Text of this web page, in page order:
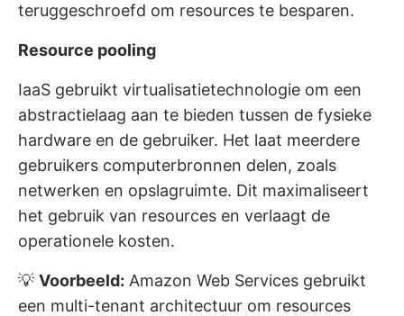
teruggeschroefd om resources te besparen.
Resource pooling
IaaS gebruikt virtualisatietechnologie om een
abstractielaag aan te bieden tussen de fysieke
hardware en de gebruiker. Het laat meerdere
gebruikers computerbronnen delen, zoals
netwerken en opslagruimte. Dit maximaliseert
het gebruik van resources en verlaagt de
operationele kosten.
💡 Voorbeeld: Amazon Web Services gebruikt
een multi-tenant architectuur om resources